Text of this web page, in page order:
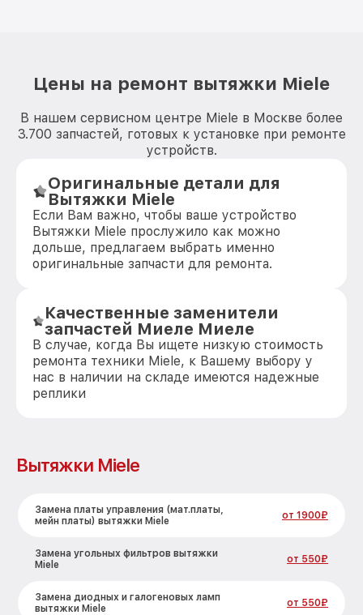
Цены на ремонт вытяжки Miele
В нашем сервисном центре Miele в Москве более
3.700 запчастей, готовых к установке при ремонте
устройств.
Оригинальные детали для
Вытяжки Miele
Если Вам важно, чтобы ваше устройство
Вытяжки Miele прослужило как можно
дольше, предлагаем выбрать именно
оригинальные запчасти для ремонта.
Качественные заменители
запчастей Миеле Миеле
В случае, когда Вы ищете низкую стоимость
ремонта техники Miele, к Вашему выбору у
нас в наличии на складе имеются надежные
реплики
Вытяжки Miele
Замена платы управления (мат.платы,
мейн платы) вытяжки Miele
от 1900₽
Замена угольных фильтров вытяжки
Miele
от 550₽
Замена диодных и галогеновых ламп
вытяжки Miele
от 550₽